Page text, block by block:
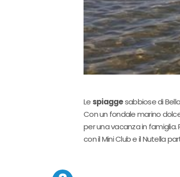
Le spiaggesabbiose di
Con un fondale marino
per una vacanza in
con il Mini Club e il Nutella